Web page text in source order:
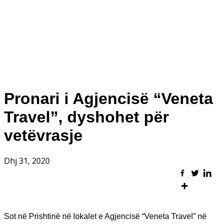
Pronari i Agjencisë “Veneta
Travel”, dyshohet për
vetëvrasje
Dhj 31, 2020
Sot në Prishtinë në lokalet e Agjencisë “Veneta Travel” në